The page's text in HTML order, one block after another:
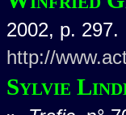
2002, p. 297.
http://
Sylvie